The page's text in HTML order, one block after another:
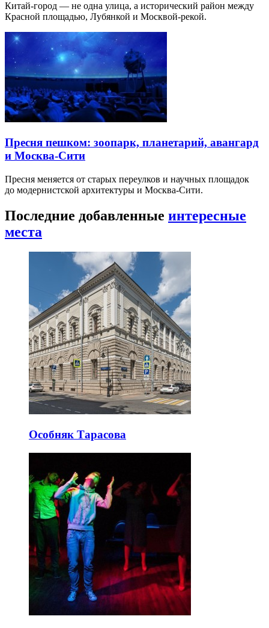
Китай-город — не одна улица, а исторический район между
Красной площадью, Лубянкой и Москвой-рекой.
Пресня пешком: зоопарк, планетарий, авангард
и Москва-Сити
Пресня меняется от старых переулков и научных площадок
до модернистской архитектуры и Москва-Сити.
Последние добавленные интересные
места
Особняк Тарасова